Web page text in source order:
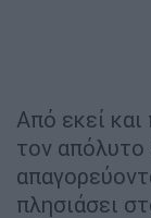
Από εκεί και
τον απόλυτο
πλησιάσει